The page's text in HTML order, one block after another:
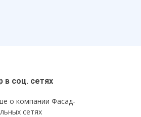
в соц. сетях
о компании Фасад-
сетях